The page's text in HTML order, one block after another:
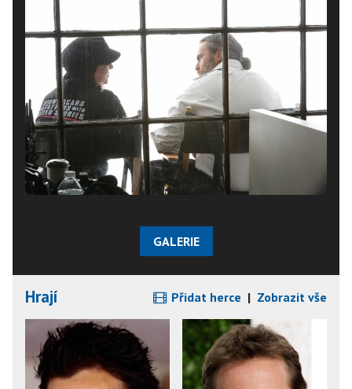
GALERIE
Hrají Přidat herce | Zobrazit vše